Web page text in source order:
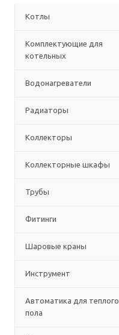
Котлы
Комплектующие для
котельных
Водонагреватели
Радиаторы
Коллекторы
Коллекторные шкафы
Трубы
Фитинги
Шаровые краны
Инструмент
Автоматика для теплого
пола